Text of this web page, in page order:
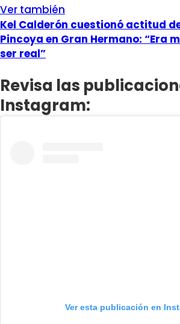
Ver también
Kel Calderón cuestionó actitud
Pincoya en Gran Hermano: “Era
ser real”
Revisa las
Instagram:
Ver esta publicación en